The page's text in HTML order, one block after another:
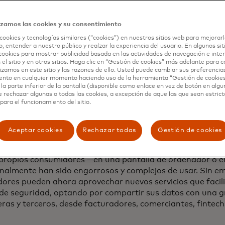
para acceder a nuevas y mejoradas experiencias
que los consumidores tengan acceso a
del Índice de Mastercard 2022 también mostró que:
consumidores están dispuestos a conectar su cuenta
para habilitar pagos automáticos de planes de
de los consumidores ya han utilizado una moneda
puntos de fidelidad, crédito en la tienda o
más jóvenes tienen más probabilidades de explorar
de la Generación Z y los millennials están
en el metaverso.
que ahora se entregan a través de la banca abierta
consumidores —en una pantalla de ordenador o
han sido engorrosos y complejos de usar. Sin
pueden ahora aprovechar nuevos servicios que
seguridad, optando por compartir sus datos con una
y terceros, desde facturadores, comerciantes,
las cookies y su consentimiento
y tecnologías similares (“cookies”) en nuestros sitios web para
entender a nuestro público y realzar la experiencia del usuario. En algunos
para mostrar publicidad basada en las actividades de navegación e
el sitio y en otros sitios. Haga clic en “Gestión de cookies” más adelante para
en este sitio y las razones de ello. Usted puede cambiar sus
en cualquier momento haciendo uso de la herramienta “Gestión de
la parte inferior de la pantalla (disponible como enlace en vez de botón en
rechazar algunas o todas las cookies, a excepción de aquellas que sean
el funcionamiento del sitio.
Aceptar cookies Rechazar todas Gestión de cookies